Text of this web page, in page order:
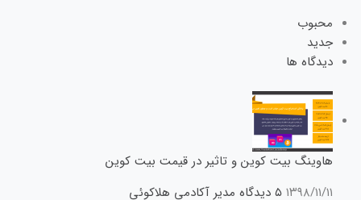
محبوب
جدید
دیدگاه ها
هاوینگ بیت کوین و تاثیر در قیمت بیت کوین
۱۳۹۸/۱۱/۱۱ ۵ دیدگاه مدیر آکادمی هلاکوئی